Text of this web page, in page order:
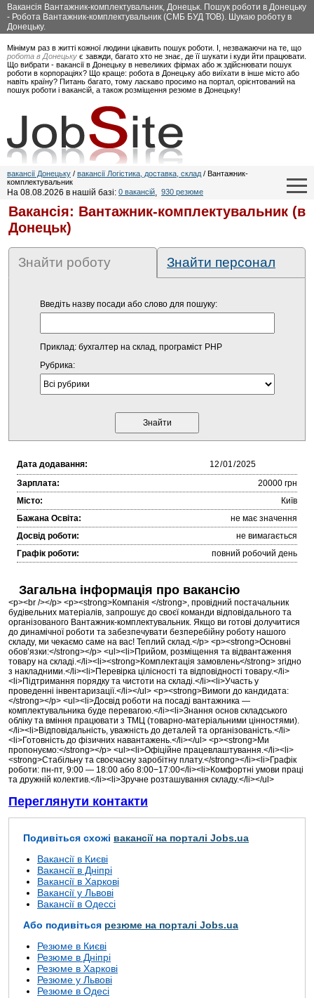
Вакансія Вантажник-комплектувальник, Донецьк. Пошук роботи в Донецьку
- Робота Вантажник-комплектувальник (СМБ БУД ТОВ). Шукаю роботу в
Донецьку.
Мінімум раз в житті кожної людини цікавить пошук роботи. І, незважаючи на те, що
робота в Донецьку є завжди, багато хто не знає, де її шукати і куди йти працювати.
Що вибрати - вакансії в Донецьку в невеликих фірмах або ж здійснювати пошук
роботи в корпораціях? Що краще: робота в Донецьку або виїхати в інше місто або
навіть країну? Питань багато, тому ласкаво просимо на портал, орієнтований на
пошук роботи і вакансій, а також розміщення резюме в Донецьку!
вакансії Донецьку / вакансії Логістика, доставка, склад / Вантажник-
комплектувальник
На 08.08.2026 в нашій базі: 0 вакансій, 930 резюме
Вакансія: Вантажник-комплектувальник (в
Донецьк)
Знайти роботу Знайти персонал
Введіть назву посади або слово для пошуку:
Приклад: бухгалтер на склад, програміст PHP
Рубрика:
Дата додавання:
Зарплата:
20000 грн
Місто:
Київ
Бажана Освіта:
не має значення
Досвід роботи:
не вимагається
Графік роботи:
повний робочий день
Загальна інформація про вакансію
<p><br /></p> <p><strong>Компанія </strong>, провідний постачальник
будівельних матеріалів, запрошує до своєї команди відповідального та
організованого Вантажник-комплектувальник. Якщо ви готові долучитися
до динамічної роботи та забезпечувати безперебійну роботу нашого
складу, ми чекаємо саме на вас! Теплий склад.</p> <p><strong>Основні
обов’язки:</strong></p> <ul><li>Прийом, розміщення та відвантаження
товару на складі.</li><li><strong>Комплектація замовлень</strong> згідно
з накладними.</li><li>Перевірка цілісності та відповідності товару.</li>
<li>Підтримання порядку та чистоти на складі.</li><li>Участь у
проведенні інвентаризації.</li></ul> <p><strong>Вимоги до кандидата:
</strong></p> <ul><li>Досвід роботи на посаді вантажника —
комплектувальника буде перевагою.</li><li>Знання основ складського
обліку та вміння працювати з ТМЦ (товарно-матеріальними цінностями).
</li><li>Відповідальність, уважність до деталей та організованість.</li>
<li>Готовність до фізичних навантажень.</li></ul> <p><strong>Ми
пропонуємо:</strong></p> <ul><li>Офіційне працевлаштування.</li><li>
<strong>Стабільну та своєчасну заробітну плату.</strong></li><li>Графік
роботи: пн-пт, 9:00 — 18:00 або 8:00−17:00</li><li>Комфортні умови праці
та дружній колектив.</li><li>Зручне розташування складу.</li></ul>
Переглянути контакти
Подивіться схожі вакансії на порталі Jobs.ua
Вакансії в Києві
Вакансії в Дніпрі
Вакансії в Харкові
Вакансії у Львові
Вакансії в Одессі
Або подивіться резюме на порталі Jobs.ua
Резюме в Києві
Резюме в Дніпрі
Резюме в Харкові
Резюме у Львові
Резюме в Одесі